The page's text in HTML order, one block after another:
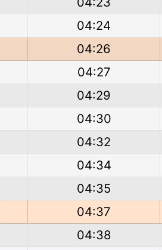
04:24
04:26
04:27
04:29
04:30
04:32
04:34
04:35
04:37
04:38